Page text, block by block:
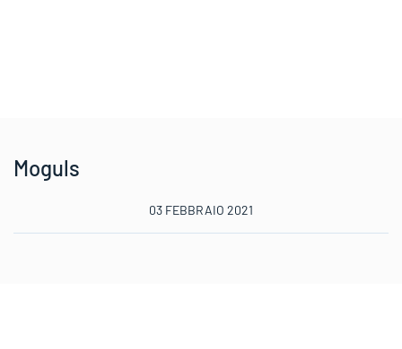
Moguls
03 FEBBRAIO 2021